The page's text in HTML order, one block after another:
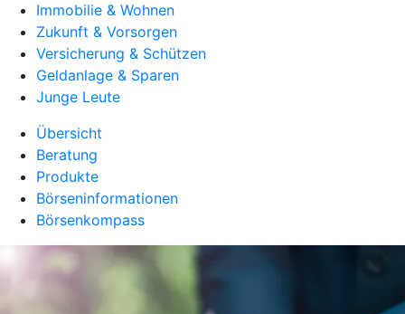
Immobilie & Wohnen
Zukunft & Vorsorgen
Versicherung & Schützen
Geldanlage & Sparen
Junge Leute
Übersicht
Beratung
Produkte
Börseninformationen
Börsenkompass